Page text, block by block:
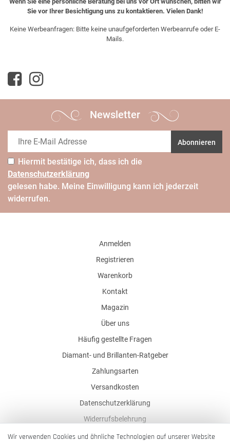
Sie vor Ihrer Besichtigung uns zu kontaktieren. Vielen Dank!
Keine Werbeanfragen: Bitte keine unaufgeforderten Werbeanrufe oder E-
Mails.
Newsletter
Abonnieren
Hiermit bestätige ich, dass ich die
Daten­schutz­erklärung
gelesen habe. Meine Einwilligung kann ich jederzeit
widerrufen.
Anmelden
Registrieren
Warenkorb
Kontakt
Magazin
Über uns
Häufig gestellte Fragen
Diamant- und Brillanten-Ratgeber
Zahlungsarten
Versandkosten
Datenschutzerklärung
Widerrufsbelehrung
AGB
Wir verwenden Cookies und ähnliche Technologien auf unserer Website